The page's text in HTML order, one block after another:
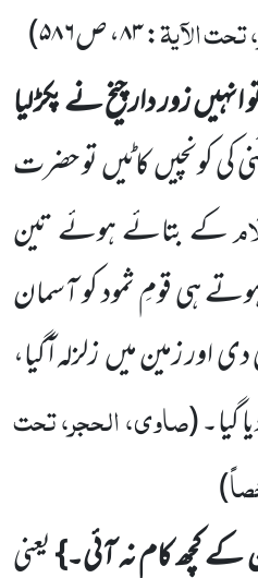
الآیۃ: ۸۳، ص۵۸۶ )
انہیںزور دار چیخ نے پکڑ لیا
کی کونچیںکاٹیںتو حضرت
کے بتائے ہوئے تین
ہی قومِ ثمود کو آسمان
اور زمین میںزلزلہ ا ٓگیا،
گیا۔(صاوی، الحجر، تحت
)
کے کچھ کام نہ آئی۔}یعنی